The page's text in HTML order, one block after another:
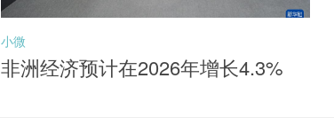
小微
非洲经济预计在2026年增长4.3%